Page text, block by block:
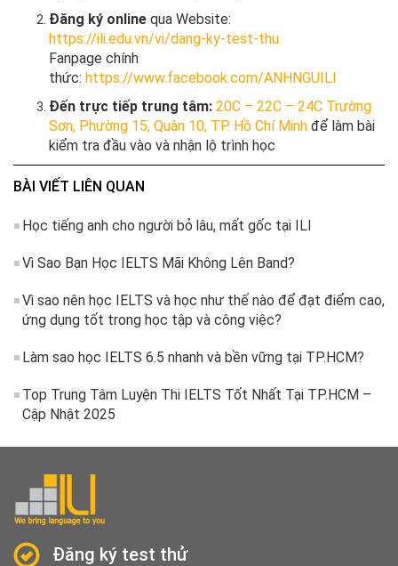
Đăng ký online qua Website:
https://ili.edu.vn/vi/dang-ky-test-thu
Fanpage chính
thức: https://www.facebook.com/ANHNGUILI
Đến trực tiếp trung tâm: 20C – 22C – 24C Trường
Sơn, Phường 15, Quận 10, TP. Hồ Chí Minh để làm bài
kiểm tra đầu vào và nhận lộ trình học
BÀI VIẾT LIÊN QUAN
Học tiếng anh cho người bỏ lâu, mất gốc tại ILI
Vì Sao Bạn Học IELTS Mãi Không Lên Band?
Vì sao nên học IELTS và học như thế nào để đạt điểm cao,
ứng dụng tốt trong học tập và công việc?
Làm sao học IELTS 6.5 nhanh và bền vững tại TP.HCM?
Top Trung Tâm Luyện Thi IELTS Tốt Nhất Tại TP.HCM –
Cập Nhật 2025
Đăng ký test thử